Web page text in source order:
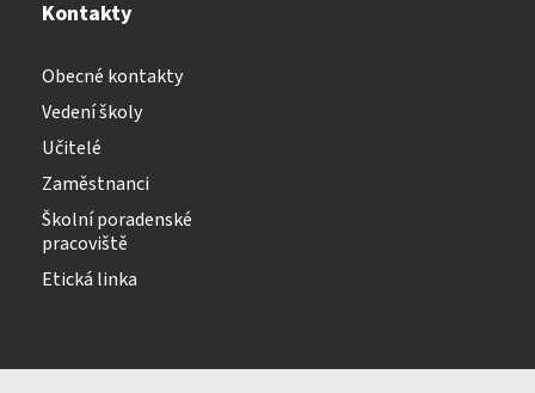
Kontakty
Obecné kontakty
Vedení školy
Učitelé
Zaměstnanci
Školní poradenské
pracoviště
Etická linka